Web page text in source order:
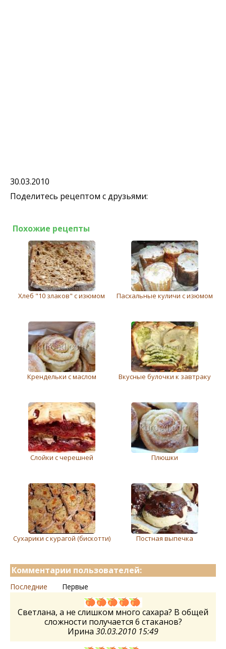
30.03.2010
Поделитесь рецептом с друзьями:
Похожие рецепты
Хлеб "10 злаков" с изюмом Пасхальные куличи с изюмом
Крендельки с маслом Вкусные булочки к завтраку
Слойки с черешней Плюшки
Сухарики с курагой (бискотти) Постная выпечка
Комментарии пользователей:
Последние Первые
Светлана, а не слишком много сахара? В общей
сложности получается 6 стаканов?
Ирина 30.03.2010 15:49